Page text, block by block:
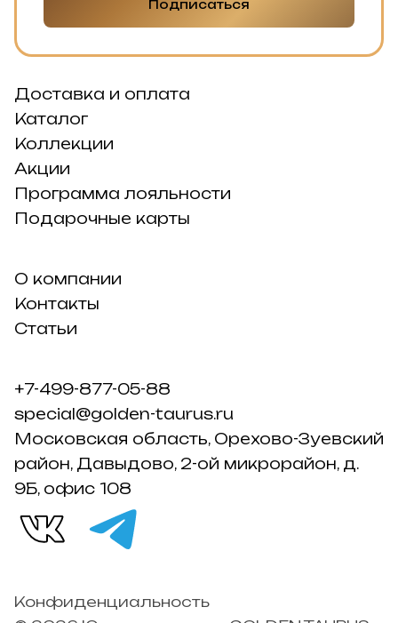
Подписаться
Доставка и оплата
Каталог
Коллекции
Акции
Программа лояльности
Подарочные карты
О компании
Контакты
Статьи
+7-499-877-05-88
special@golden-taurus.ru
Московская область, Орехово-Зуевский
район, Давыдово, 2-ой микрорайон, д.
9Б, офис 108
Конфиденциальность